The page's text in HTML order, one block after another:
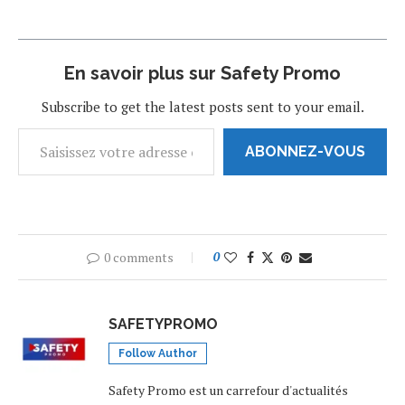
En savoir plus sur Safety Promo
Subscribe to get the latest posts sent to your email.
ABONNEZ-VOUS
0 comments 0
SAFETYPROMO
Follow Author
Safety Promo est un carrefour d'actualités